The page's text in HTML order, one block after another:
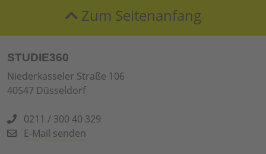
Zum Seitenanfang
STUDIE360
Niederkasseler Straße 106
40547 Düsseldorf
0211 / 300 40 329
E-Mail senden